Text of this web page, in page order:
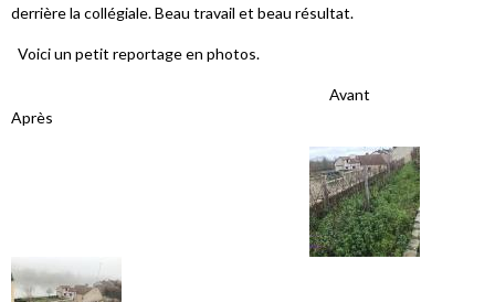
derrière la collégiale. Beau travail et beau résultat.
Voici un petit reportage en photos.
Avant
Après